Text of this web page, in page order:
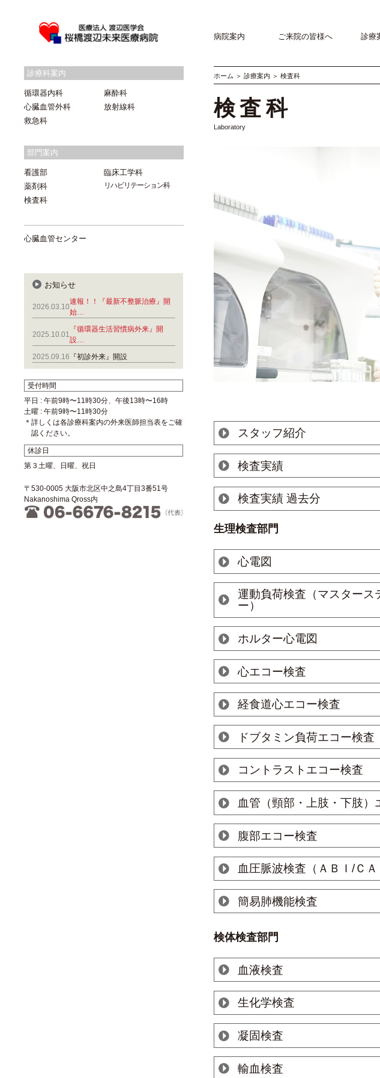
病院案内 ご来院の皆様へ 診療
ホーム ＞診療案内 ＞検査科
検査科
Laboratory
スタッフ紹介
検査実績
検査実績 過去分
生理検査部門
心電図
運動負荷検査（マスタース
ー）
ホルター心電図
心エコー検査
経食道心エコー検査
ドブタミン負荷エコー検査
コントラストエコー検査
血管（頸部・上肢・下肢）
腹部エコー検査
血圧脈波検査（ＡＢＩ/ＣＡ
簡易肺機能検査
検体検査部門
血液検査
生化学検査
凝固検査
輸血検査
診療科案内
循環器内科
心臓血管外科
救急科
麻酔科
放射線科
部門案内
看護部
薬剤科
検査科
臨床工学科
リハビリテーション科
心臓血管センター
お知らせ
2026.03.10
速報！！『最新不整脈治療』開
始…
2025.10.01
『循環器生活習慣病外来』開
設…
2025.09.16 『初診外来』開設
受付時間
平日 : 午前9時〜11時30分、午後13時〜16時
土曜 : 午前9時〜11時30分
＊詳しくは各診療科案内の外来医師担当表をご確
認ください。
休診日
第３土曜、日曜、祝日
〒530-0005 大阪市北区中之島4丁目3番51号
Nakanoshima Qross内